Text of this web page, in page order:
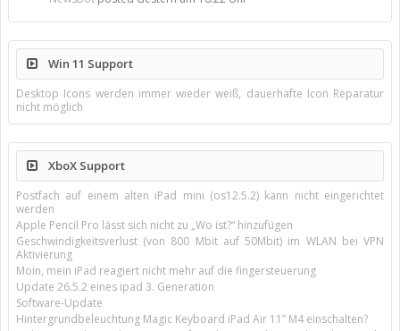
Win 11 Support
Desktop Icons werden immer wieder weiß, dauerhafte Icon Reparatur
nicht möglich
XboX Support
Postfach auf einem alten iPad mini (os12.5.2) kann nicht eingerichtet
werden
Apple Pencil Pro lässt sich nicht zu „Wo ist?“ hinzufügen
Geschwindigkeitsverlust (von 800 Mbit auf 50Mbit) im WLAN bei VPN
Aktivierung
Moin, mein iPad reagiert nicht mehr auf die fingersteuerung
Update 26.5.2 eines ipad 3. Generation
Software-Update
Hintergrundbeleuchtung Magic Keyboard iPad Air 11’’ M4 einschalten?